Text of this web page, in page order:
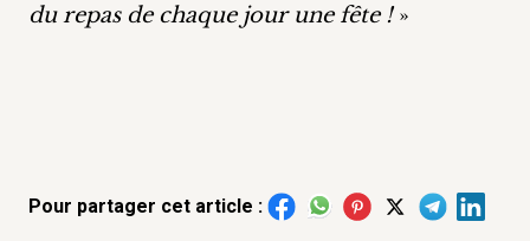
du repas de chaque jour une fête !»
Pour partager cet article :